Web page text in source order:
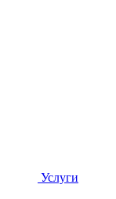
Услуги